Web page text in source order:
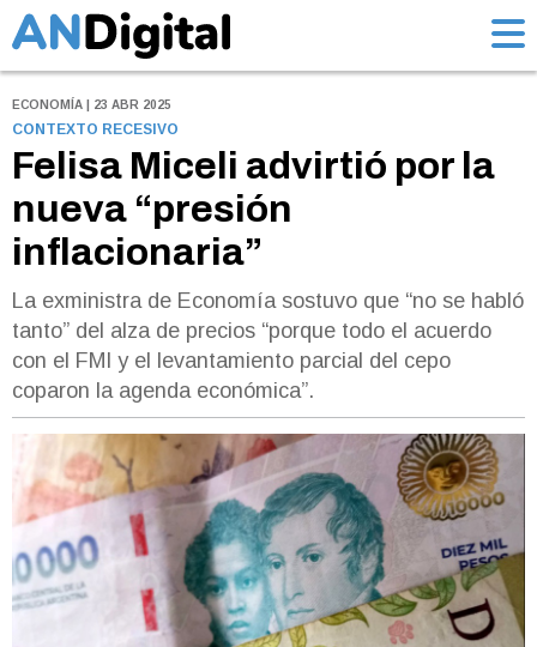
ECONOMÍA | 23 ABR 2025
CONTEXTO RECESIVO
Felisa Miceli advirtió por la
nueva “presión
inflacionaria”
La exministra de Economía sostuvo que “no se habló
tanto” del alza de precios “porque todo el acuerdo
con el FMI y el levantamiento parcial del cepo
coparon la agenda económica”.